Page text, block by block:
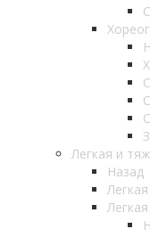
Легкая и
Назад